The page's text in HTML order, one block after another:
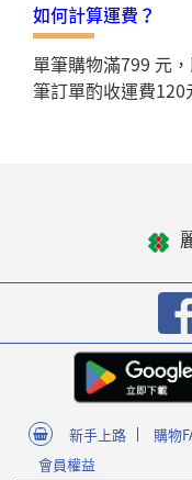
如何計算運費？
單筆購物滿799 元
筆訂單酌收運費120
新手上路 購物
會員權益